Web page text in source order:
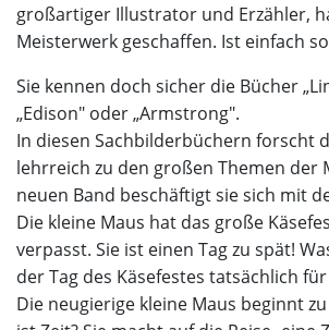
großartiger Illustrator und Erzähler,
Meisterwerk geschaffen. Ist einfach
Sie kennen doch sicher die Bücher
„Edison" oder „Armstrong".
In diesen Sachbilderbüchern forscht
lehrreich zu den großen Themen der
neuen Band beschäftigt sie sich mit
Die kleine Maus hat das große
verpasst. Sie ist einen Tag zu spät!
der Tag des Käsefestes tatsächlich
Die neugierige kleine Maus beginnt